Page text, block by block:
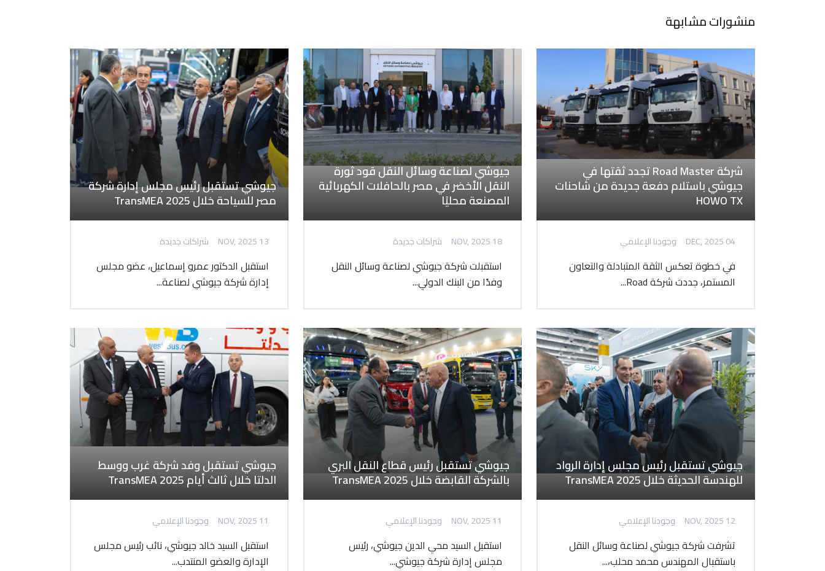
منشورات مشابهة
شركة Road Master تجدد ثقتها في
جيوشي باستلام دفعة جديدة من شاحنات
HOWO TX
04 DEC, 2025 وجودنا الإعلامي
في خطوة تعكس الثقة المتبادلة والتعاون
المستمر، جددت شركة Road...
جيوشي لصناعة وسائل النقل قود ثورة
النقل الأخضر في مصر بالحافلات الكهربائية
المصنعة محليًا
18 NOV, 2025 شراكات جديدة
استقبلت شركة جيوشي لصناعة وسائل النقل
وفدًا من البنك الدولي...
جيوشي تستقبل رئيس مجلس إدارة شركة
مصر للسياحة خلال TransMEA 2025
13 NOV, 2025 شراكات جديدة
استقبل الدكتور عمرو إسماعيل، عضو مجلس
إدارة شركة جيوشي لصناعة...
جيوشي تستقبل رئيس مجلس إدارة الرواد
للهندسة الحديثة خلال TransMEA 2025
12 NOV, 2025 وجودنا الإعلامي
تشرفت شركة جيوشي لصناعة وسائل النقل
باستقبال المهندس محمد محلب،...
جيوشي تستقبل رئيس قطاع النقل البري
بالشركة القابضة خلال TransMEA 2025
11 NOV, 2025 وجودنا الإعلامي
استقبل السيد محي الدين جيوشي، رئيس
مجلس إدارة شركة جيوشي...
جيوشي تستقبل وفد شركة غرب ووسط
الدلتا خلال ثالث أيام TransMEA 2025
11 NOV, 2025 وجودنا الإعلامي
استقبل السيد خالد جيوشي، نائب رئيس مجلس
الإدارة والعضو المنتدب...